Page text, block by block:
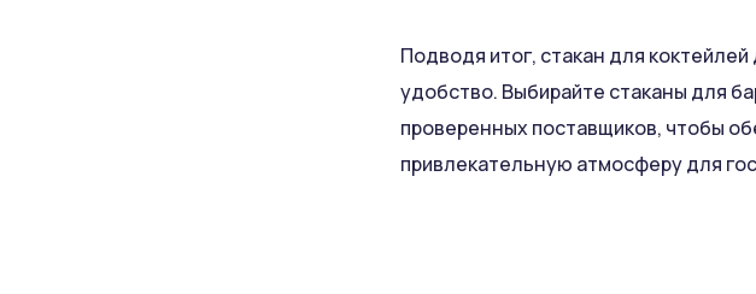
Подводя итог, стакан для
удобство. Выбирайте стаканы для
проверенных поставщиков, чтобы
привлекательную атмосферу для